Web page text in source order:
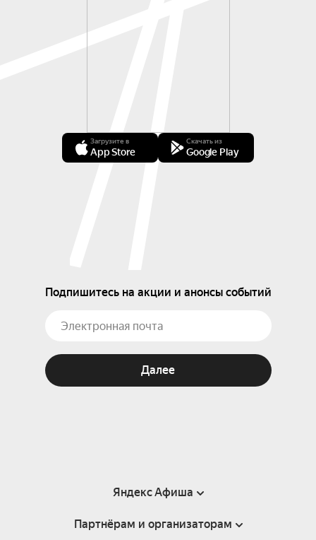
Загрузите в
App Store
Скачать из
Google Play
Подпишитесь на акции и анонсы событий
Далее
Яндекс Афиша
Справка
Партнёрам и организаторам